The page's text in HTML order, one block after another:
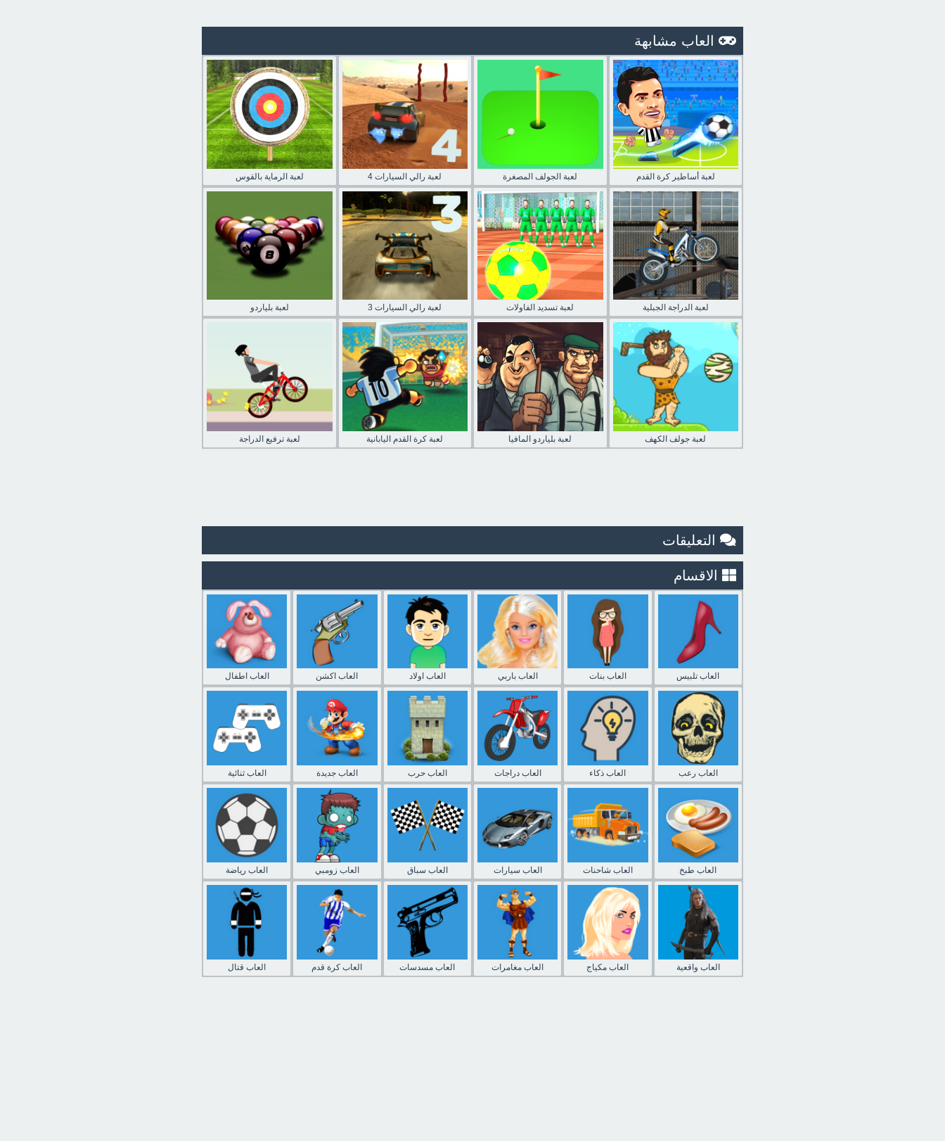
العاب مشابهة
لعبة الرماية بالقوس لعبة رالي السيارات 4 لعبة الجولف المصغرة لعبة أساطير كرة القدم
لعبة بلياردو لعبة رالي السيارات 3 لعبة تسديد الفاولات لعبة الدراجة الجبلية
لعبة ترفيع الدراجة لعبة كرة القدم اليابانية لعبة بلياردو المافيا لعبة جولف الكهف
التعليقات
الاقسام
العاب اطفال العاب اكشن العاب اولاد العاب باربي العاب بنات العاب تلبيس
العاب ثنائية العاب جديدة العاب حرب العاب دراجات العاب ذكاء العاب رعب
العاب رياضة العاب زومبي العاب سباق العاب سيارات العاب شاحنات العاب طبخ
العاب قتال العاب كرة قدم العاب مسدسات العاب مغامرات العاب مكياج العاب واقعية